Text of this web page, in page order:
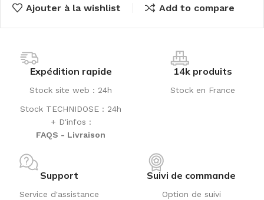
Ajouter à la wishlist Add to compare
Expédition rapide
Stock site web : 24h
Stock TECHNIDOSE : 24h
+ D'infos :
FAQS - Livraison
14k produits
Stock en France
Support
Service d'assistance
Suivi de commande
Option de suivi